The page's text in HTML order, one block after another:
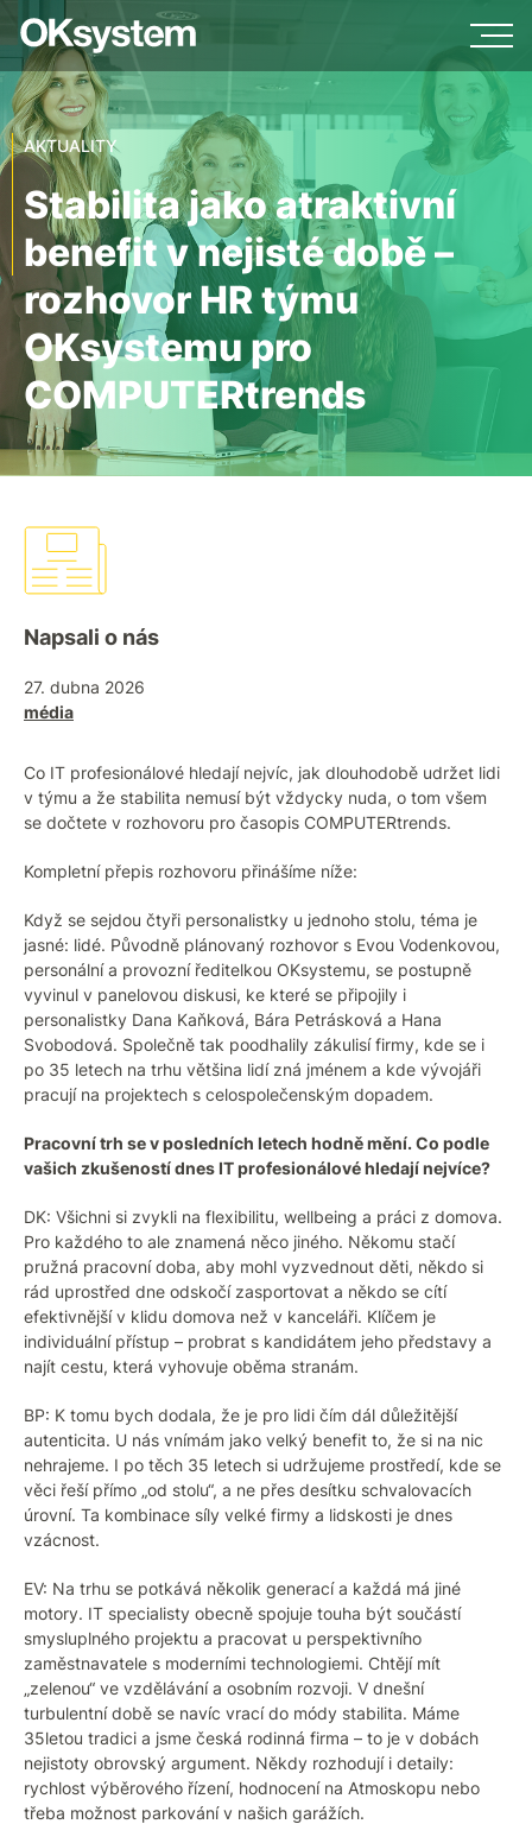
AKTUALITY
Stabilita jako atraktivní
benefit v nejisté době –
rozhovor HR týmu
OKsystemu pro
COMPUTERtrends
Napsali o nás
27. dubna 2026
média
Co IT profesionálové hledají nejvíc, jak dlouhodobě udržet lidi
v týmu a že stabilita nemusí být vždycky nuda, o tom všem
se dočtete v rozhovoru pro časopis COMPUTERtrends.
Kompletní přepis rozhovoru přinášíme níže:
Když se sejdou čtyři personalistky u jednoho stolu, téma je
jasné: lidé. Původně plánovaný rozhovor s Evou Vodenkovou,
personální a provozní ředitelkou OKsystemu, se postupně
vyvinul v panelovou diskusi, ke které se připojily i
personalistky Dana Kaňková, Bára Petrásková a Hana
Svobodová. Společně tak poodhalily zákulisí firmy, kde se i
po 35 letech na trhu většina lidí zná jménem a kde vývojáři
pracují na projektech s celospolečenským dopadem.
Pracovní trh se v posledních letech hodně mění. Co podle
vašich zkušeností dnes IT profesionálové hledají nejvíce?
DK: Všichni si zvykli na flexibilitu, wellbeing a práci z domova.
Pro každého to ale znamená něco jiného. Někomu stačí
pružná pracovní doba, aby mohl vyzvednout děti, někdo si
rád uprostřed dne odskočí zasportovat a někdo se cítí
efektivnější v klidu domova než v kanceláři. Klíčem je
individuální přístup – probrat s kandidátem jeho představy a
najít cestu, která vyhovuje oběma stranám.
BP: K tomu bych dodala, že je pro lidi čím dál důležitější
autenticita. U nás vnímám jako velký benefit to, že si na nic
nehrajeme. I po těch 35 letech si udržujeme prostředí, kde se
věci řeší přímo „od stolu“, a ne přes desítku schvalovacích
úrovní. Ta kombinace síly velké firmy a lidskosti je dnes
vzácnost.
EV: Na trhu se potkává několik generací a každá má jiné
motory. IT specialisty obecně spojuje touha být součástí
smysluplného projektu a pracovat u perspektivního
zaměstnavatele s moderními technologiemi. Chtějí mít
„zelenou“ ve vzdělávání a osobním rozvoji. V dnešní
turbulentní době se navíc vrací do módy stabilita. Máme
35letou tradici a jsme česká rodinná firma – to je v dobách
nejistoty obrovský argument. Někdy rozhodují i detaily:
rychlost výběrového řízení, hodnocení na Atmoskopu nebo
třeba možnost parkování v našich garážích.